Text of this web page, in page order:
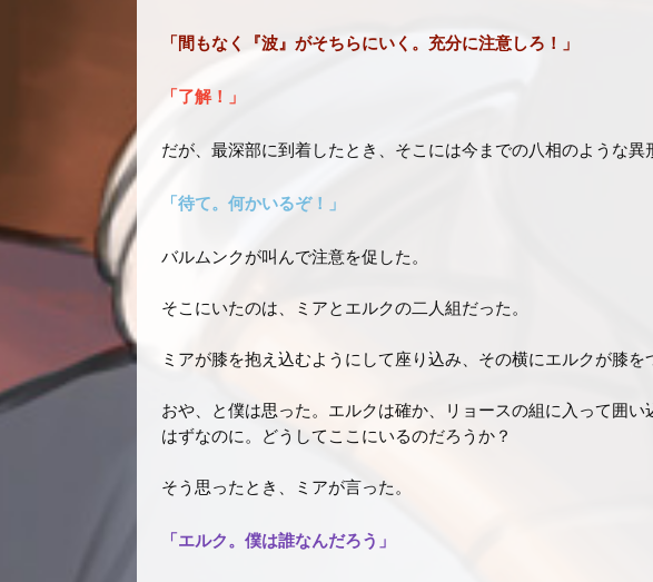
「間もなく『波』がそちらにいく。充分に注意しろ！」
「了解！」
だが、最深部に到着したとき、そこには今までの八相のような
「待て。何かいるぞ！」
バルムンクが叫んで注意を促した。
そこにいたのは、ミアとエルクの二人組だった。
ミアが膝を抱え込むようにして座り込み、その横にエルクが膝を
おや、と僕は思った。エルクは確か、リョースの組に入って囲
はずなのに。どうしてここにいるのだろうか？
そう思ったとき、ミアが言った。
「エルク。僕は誰なんだろう」